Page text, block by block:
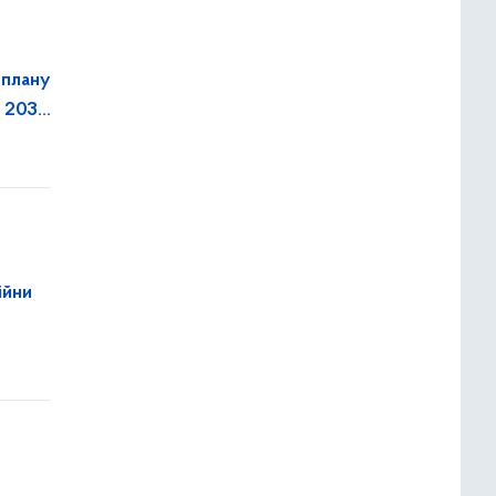
2030